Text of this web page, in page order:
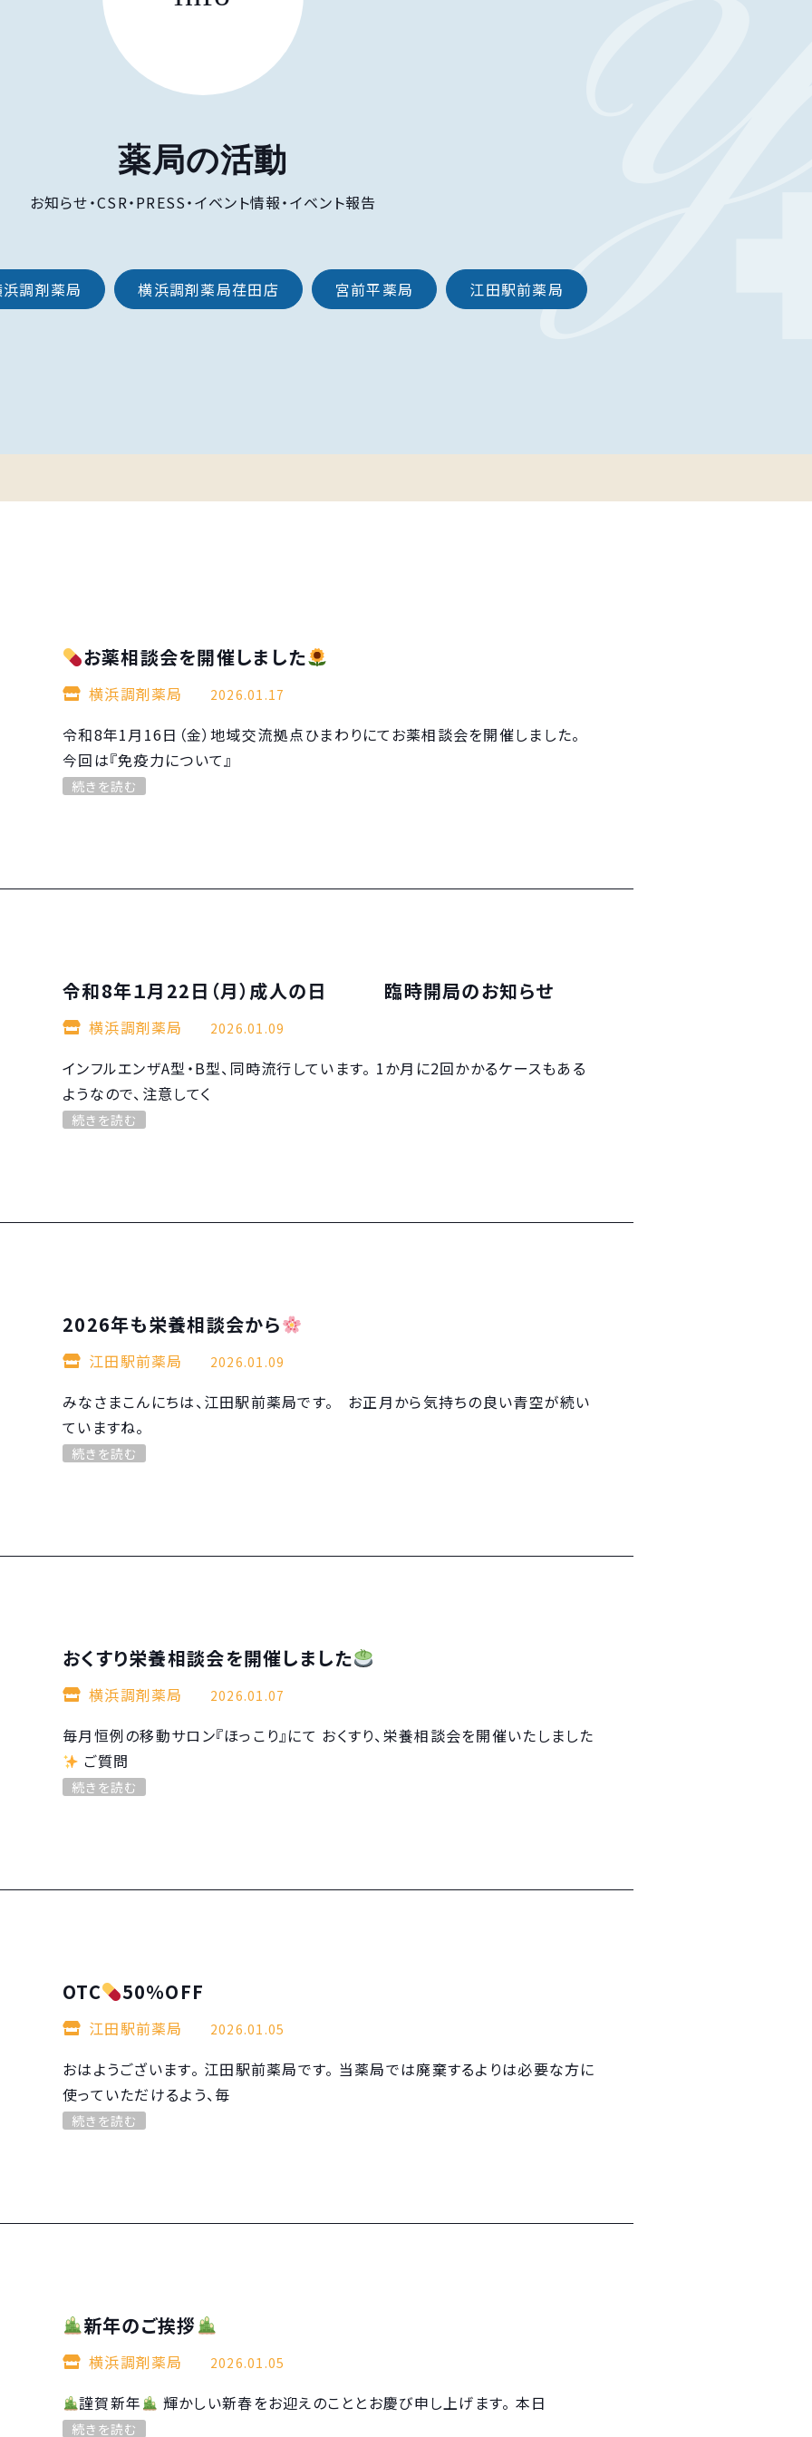
薬局の活動
お知らせ・CSR・PRESS・イベント情報・イベント報告
調剤薬局 横浜調剤薬局荏田店 宮前平薬局 江田駅前薬局
お薬相談会を開催しました
横浜調剤薬局 2026.01.17
令和8年1月16日（金）地域交流拠点ひまわりにてお薬相談会を開催しました。
今回は『免疫力について』
続きを読む
令和8年１月22日（月）成人の日 臨時開局のお知らせ
横浜調剤薬局 2026.01.09
インフルエンザA型・B型、同時流行しています。 1か月に2回かかるケースもある
ようなので、注意してく
続きを読む
2026年も栄養相談会から
江田駅前薬局 2026.01.09
みなさまこんにちは、江田駅前薬局です。 お正月から気持ちの良い青空が続い
ていますね。
続きを読む
おくすり栄養相談会を開催しました
横浜調剤薬局 2026.01.07
毎月恒例の移動サロン『ほっこり』にて おくすり、栄養相談会を開催いたしました
ご質問
続きを読む
OTC 50％OFF
江田駅前薬局 2026.01.05
おはようございます。 江田駅前薬局です。 当薬局では廃棄するよりは必要な方に
使っていただけるよう、毎
続きを読む
新年のご挨拶
横浜調剤薬局 2026.01.05
謹賀新年 輝かしい新春をお迎えのこととお慶び申し上げます。 本日
続きを読む